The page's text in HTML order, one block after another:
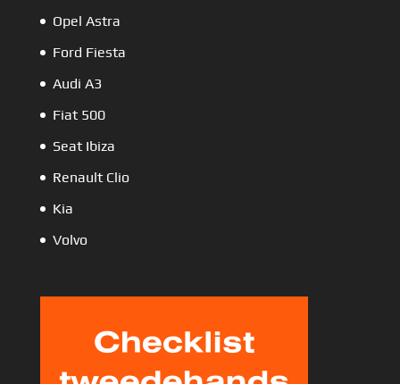
Opel Astra
Ford Fiesta
Audi A3
Fiat 500
Seat Ibiza
Renault Clio
Kia
Volvo